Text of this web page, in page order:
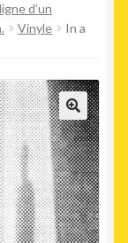
le
d’un
Vinyle
In a
🔍